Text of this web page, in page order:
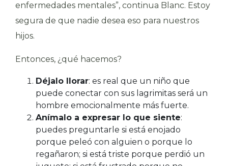
enfermedades mentales”, continua Blanc. Estoy
segura de que nadie desea eso para nuestros
hijos.
Entonces, ¿qué hacemos?
Déjalo llorar: es real que un niño que
puede conectar con sus lagrimitas será un
hombre emocionalmente más fuerte.
Anímalo a expresar lo que siente:
puedes preguntarle si está enojado
porque peleó con alguien o porque lo
regañaron; si está triste porque perdió un